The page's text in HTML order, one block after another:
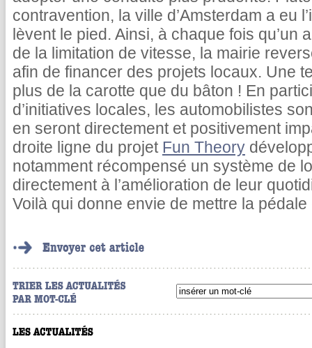
contravention, la ville d’Amsterdam a eu
lèvent le pied. Ainsi, à chaque fois qu’un
de la limitation de vitesse, la mairie
afin de financer des projets locaux. Une
plus de la carotte que du bâton ! En
d’initiatives locales, les automobilistes
en seront directement et positivement
droite ligne du projet Fun Theory
notamment récompensé un système de
directement à l’amélioration de leur
Voilà qui donne envie de mettre la pédale